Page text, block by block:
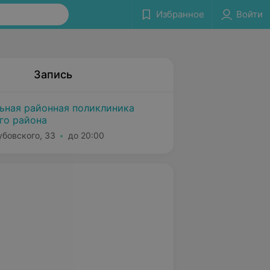
Избранное Войти
Запись
районная поликлиника
района
33 до 20:00